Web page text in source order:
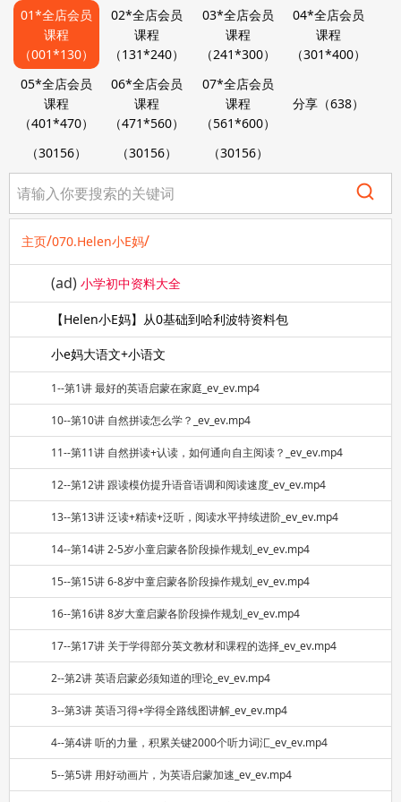
01*全店会员
课程
（001*130）
02*全店会员
课程
（131*240）
03*全店会员
课程
（241*300）
04*全店会员
课程
（301*400）
05*全店会员
课程
（401*470）
06*全店会员
课程
（471*560）
07*全店会员
课程
（561*600）
分享（638）
（30156） （30156） （30156）
主页/070.Helen小E妈/
(ad) 小学初中资料大全
【Helen小E妈】从0基础到哈利波特资料包
小e妈大语文+小语文
1--第1讲 最好的英语启蒙在家庭_ev_ev.mp4
10--第10讲 自然拼读怎么学？_ev_ev.mp4
11--第11讲 自然拼读+认读，如何通向自主阅读？_ev_ev.mp4
12--第12讲 跟读模仿提升语音语调和阅读速度_ev_ev.mp4
13--第13讲 泛读+精读+泛听，阅读水平持续进阶_ev_ev.mp4
14--第14讲 2-5岁小童启蒙各阶段操作规划_ev_ev.mp4
15--第15讲 6-8岁中童启蒙各阶段操作规划_ev_ev.mp4
16--第16讲 8岁大童启蒙各阶段操作规划_ev_ev.mp4
17--第17讲 关于学得部分英文教材和课程的选择_ev_ev.mp4
2--第2讲 英语启蒙必须知道的理论_ev_ev.mp4
3--第3讲 英语习得+学得全路线图讲解_ev_ev.mp4
4--第4讲 听的力量，积累关键2000个听力词汇_ev_ev.mp4
5--第5讲 用好动画片，为英语启蒙加速_ev_ev.mp4